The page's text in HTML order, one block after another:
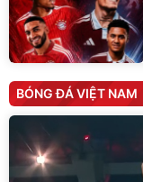
BÓNG ĐÁ VIỆT NAM